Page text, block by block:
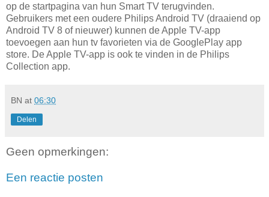
op de startpagina van hun Smart TV terugvinden.
Gebruikers met een oudere Philips Android TV (draaiend op
Android TV 8 of nieuwer) kunnen de Apple TV-app
toevoegen aan hun tv favorieten via de GooglePlay app
store. De Apple TV-app is ook te vinden in de Philips
Collection app.
BN at 06:30
Delen
Geen opmerkingen:
Een reactie posten